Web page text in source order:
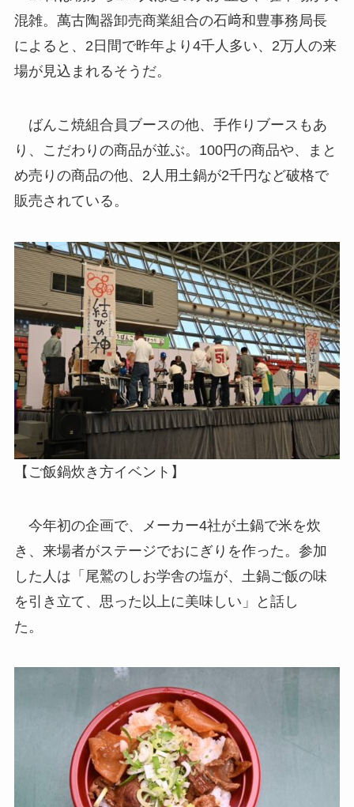
混雑。萬古陶器卸売商業組合の石﨑和豊事務局長
によると、2日間で昨年より4千人多い、2万人の来
場が見込まれるそうだ。
ばんこ焼組合員ブースの他、手作りブースもあ
り、こだわりの商品が並ぶ。100円の商品や、まと
め売りの商品の他、2人用土鍋が2千円など破格で
販売されている。
【ご飯鍋炊き方イベント】
今年初の企画で、メーカー4社が土鍋で米を炊
き、来場者がステージでおにぎりを作った。参加
した人は「尾鷲のしお学舎の塩が、土鍋ご飯の味
を引き立て、思った以上に美味しい」と話し
た。